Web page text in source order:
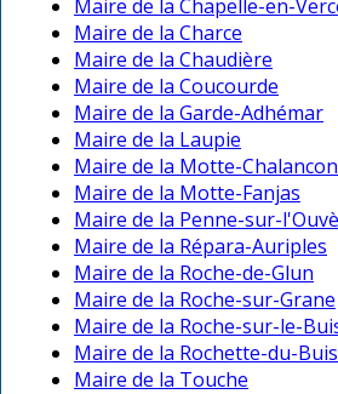
Maire de la Chapelle-en-
Maire de la Charce
Maire de la Chaudière
Maire de la Coucourde
Maire de la Garde-Adhémar
Maire de la Laupie
Maire de la Motte-Chalancon
Maire de la Motte-Fanjas
Maire de la Penne-sur-
Maire de la Répara-Auriples
Maire de la Roche-de-Glun
Maire de la Roche-sur-Grane
Maire de la Roche-sur-le-
Maire de la Rochette-du-Buis
Maire de la Touche